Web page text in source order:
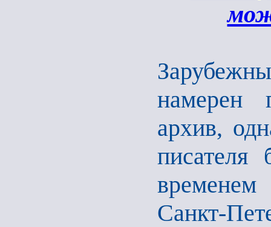
намерен
архив,
писателя
Санкт-